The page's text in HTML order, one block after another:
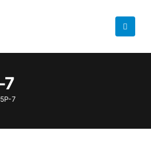
7
7